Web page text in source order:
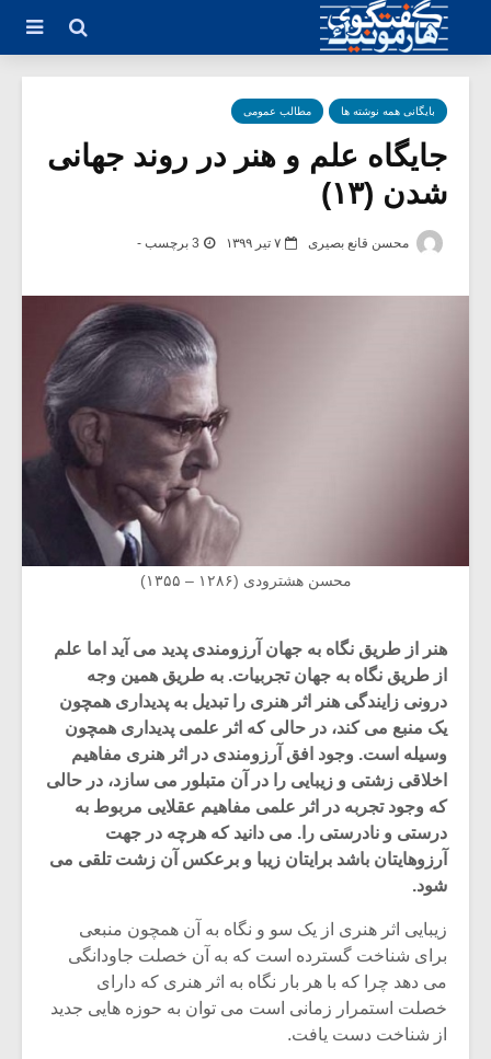
بایگانی همه نوشته ها مطالب عمومی
جایگاه علم و هنر در روند جهانی
شدن (۱۳)
محسن قانع بصیری ۷ تیر ۱۳۹۹ 3 برچسب -
محسن هشترودی (۱۲۸۶ – ۱۳۵۵)
هنر از طریق نگاه به جهان آرزومندی پدید می آید اما علم
از طریق نگاه به جهان تجربیات. به طریق همین وجه
درونی زایندگی هنر اثر هنری را تبدیل به پدیداری همچون
یک منبع می کند، در حالی که اثر علمی پدیداری همچون
وسیله است. وجود افق آرزومندی در اثر هنری مفاهیم
اخلاقی زشتی و زیبایی را در آن متبلور می سازد، در حالی
که وجود تجربه در اثر علمی مفاهیم عقلایی مربوط به
درستی و نادرستی را. می دانید که هرچه در جهت
آرزوهایتان باشد برایتان زیبا و برعکس آن زشت تلقی می
شود.
زیبایی اثر هنری از یک سو و نگاه به آن همچون منبعی
برای شناخت گسترده است که به آن خصلت جاودانگی
می دهد چرا که با هر بار نگاه به اثر هنری که دارای
خصلت استمرار زمانی است می توان به حوزه هایی جدید
از شناخت دست یافت.